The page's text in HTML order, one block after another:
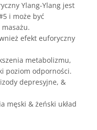
Ylang-Ylang jest
i może być
efekt euforyczny
metabolizmu,
poziom odporności.
depresyjne, &
męski & żeński układ